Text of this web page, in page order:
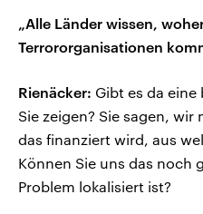
„Alle Länder wissen,
Terrororganisationen
Rienäcker: Gibt es da
Sie zeigen? Sie sagen,
das finanziert wird, aus
Können Sie uns das noch
Problem lokalisiert ist?